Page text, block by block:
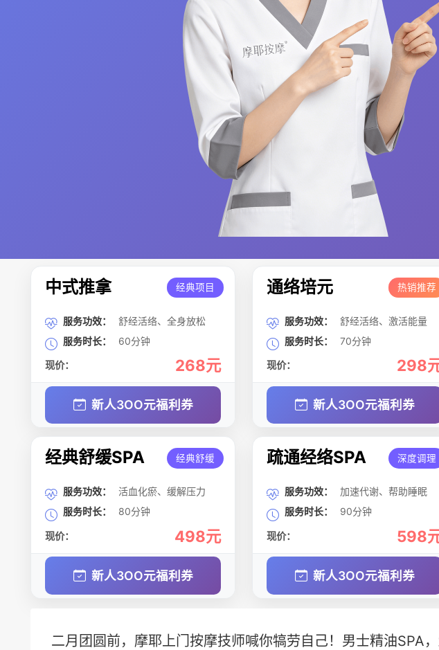
中式推拿 经典项目
服务功效：
舒经活络、全身放松
服务时长：
60分钟
现价： 268元
新人3OO元福利券
通络培元 热销推荐
服务功效：
舒经活络、激活能量
服务时长：
70分钟
现价： 298
新人3OO元福利券
经典舒缓SPA 经典舒缓
服务功效：
活血化瘀、缓解压力
服务时长：
80分钟
现价： 498元
新人3OO元福利券
疏通经络SPA 深度调理
服务功效：
加速代谢、帮助睡眠
服务时长：
90分钟
现价： 598
新人3OO元福利券
二月团圆前，摩耶上门按摩技师喊你犒劳自己！男士精油SPA